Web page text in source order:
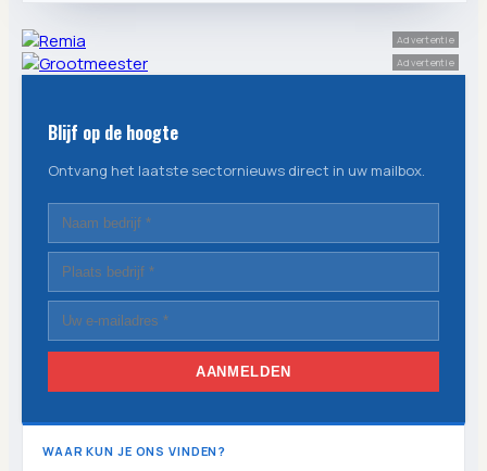
Advertentie
Advertentie
Blijf op de hoogte
Ontvang het laatste sectornieuws direct in uw mailbox.
AANMELDEN
WAAR KUN JE ONS VINDEN?